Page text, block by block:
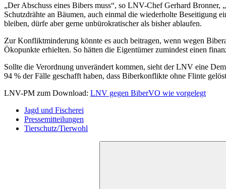
„Der Abschuss eines Bibers muss“, so LNV-Chef Gerhard Bronner,
Schutzdrähte an Bäumen, auch einmal die wiederholte Beseitigung
bleiben, dürfe aber gerne unbürokratischer als bisher ablaufen.
Zur Konfliktminderung könnte es auch beitragen, wenn wegen
Ökopunkte erhielten. So hätten die Eigentümer zumindest einen
Sollte die Verordnung unverändert kommen, sieht der LNV eine
94 % der Fälle geschafft haben, dass Biberkonflikte ohne Flinte
LNV-PM zum Download: LNV gegen BiberVO wie vorgelegt
Jagd und Fischerei
Pressemitteilungen
Tierschutz/Tierwohl